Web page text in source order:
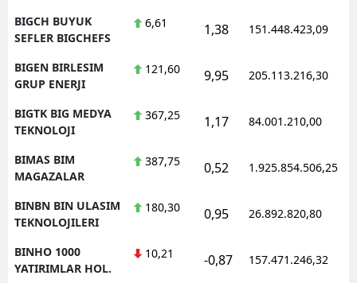
BIGCH BUYUK
SEFLER BIGCHEFS
6,61 1,38 151.448.423,09
BIGEN BIRLESIM
GRUP ENERJI
121,60 9,95 205.113.216,30
BIGTK BIG MEDYA
TEKNOLOJI
367,25 1,17 84.001.210,00
BIMAS BIM
MAGAZALAR
387,75 0,52 1.925.854.506,25
BINBN BIN ULASIM
TEKNOLOJILERI
180,30 0,95 26.892.820,80
BINHO 1000
YATIRIMLAR HOL.
10,21 -0,87 157.471.246,32